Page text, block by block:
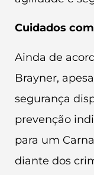
Cuidados
Ainda de
Brayner,
segurança
prevenção
para um
diante dos